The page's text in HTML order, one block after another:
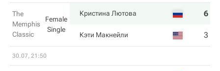
The
Memphis
Classic
Female
Single
Кристина Лютова 6
Кэти Макнейли 3
30.07, 21:50